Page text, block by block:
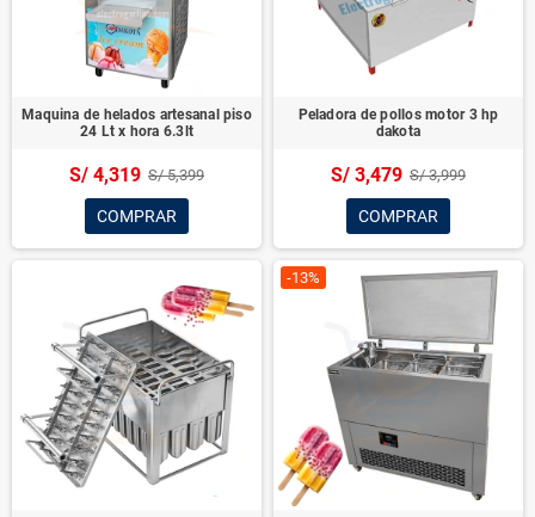
Maquina de helados artesanal piso
24 Lt x hora 6.3lt
S/ 4,319 S/ 5,399
COMPRAR
Peladora de pollos motor 3 hp
dakota
S/ 3,479 S/ 3,999
COMPRAR
-13%